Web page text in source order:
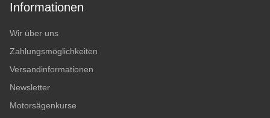
Informationen
Wir über uns
Zahlungsmöglichkeiten
Versandinformationen
Newsletter
Motorsägenkurse